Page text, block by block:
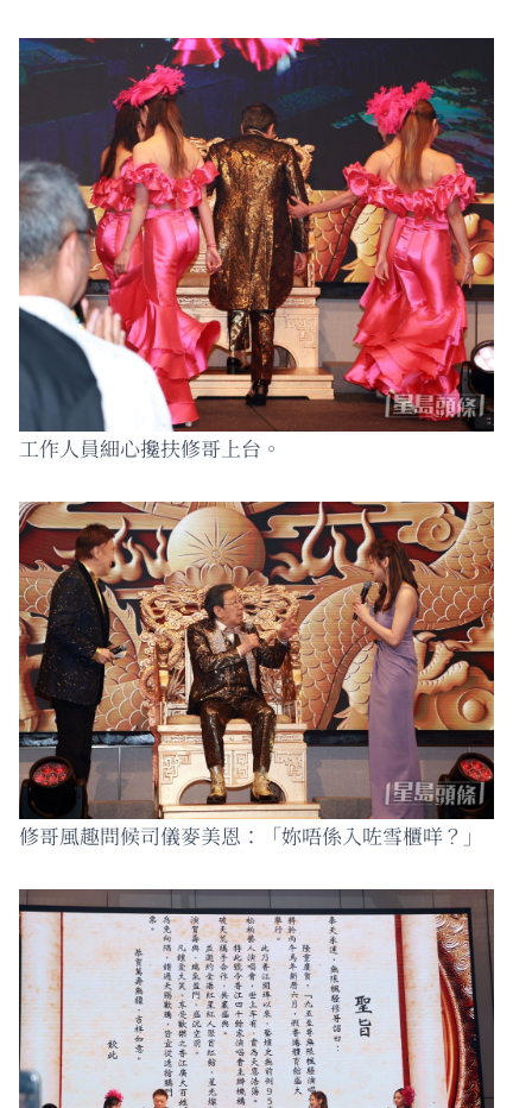
工作人員細心攙扶修哥上台。
修哥風趣問候司儀麥美恩：「妳唔係入咗雪櫃咩？」